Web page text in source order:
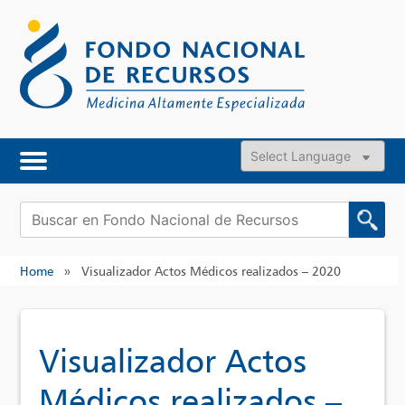
content
Powered by
Buscar:
Home » Visualizador Actos Médicos realizados – 2020
Visualizador Actos